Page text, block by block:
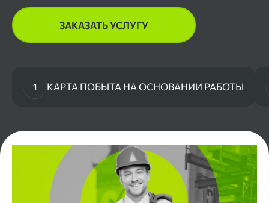
ЗАКАЗАТЬ УСЛУГУ
1 КАРТА ПОБЫТА НА ОСНОВАНИИ РАБОТЫ